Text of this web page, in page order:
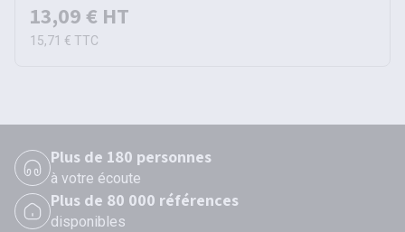
13,09 € HT
15,71 € TTC
Plus de 180 personnes
à votre écoute
Plus de 80 000 références
disponibles